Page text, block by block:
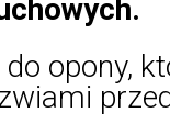
opony,